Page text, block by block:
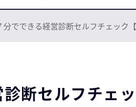
分でできる経営診断セルフチェック【
断セルフチェッ